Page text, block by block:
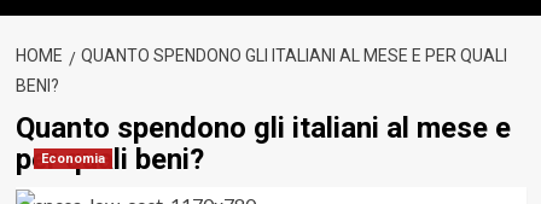
HOME
QUANTO SPENDONO GLI ITALIANI AL MESE E PER QUALI
BENI?
Quanto spendono gli italiani al mese e
per quali beni?
Economia